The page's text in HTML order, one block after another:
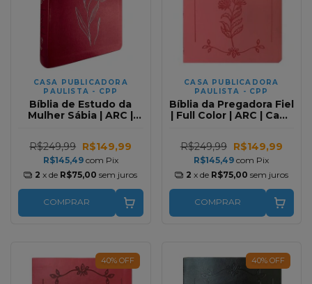
CASA PUBLICADORA
PAULISTA - CPP
Bíblia de Estudo da
Mulher Sábia | ARC |
Color
R$249,99 R$149,99
R$145,49 com Pix
2 x de R$75,00 sem juros
COMPRAR
CASA PUBLICADORA
PAULISTA - CPP
Bíblia da Pregadora Fiel
| Full Color | ARC | Capa
R$249,99 R$149,99
R$145,49com Pix
2 x de R$75,00 sem juros
COMPRAR
40% OFF 40% OFF